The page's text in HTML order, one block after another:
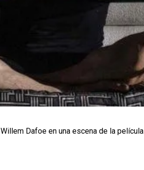
Willem Dafoe en una escena de la película